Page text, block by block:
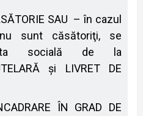
SAU – în cazul
sunt căsătoriţi, se
socială de la
și LIVRET DE
ÎN GRAD DE